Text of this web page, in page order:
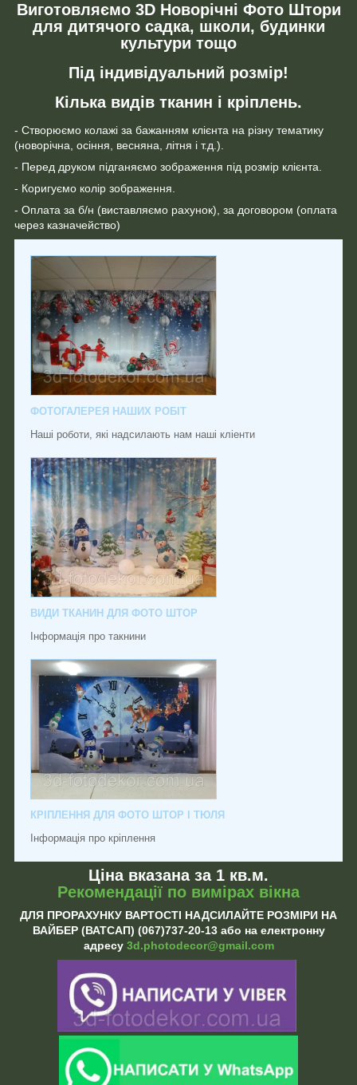
Виготовляємо 3D Новорічні Фото Штори
для дитячого садка, школи, будинки
культури тощо
Під індивідуальний розмір!
Кілька видів тканин і кріплень.
- Створюємо колажі за бажанням клієнта на різну тематику
(новорічна, осіння, весняна, літня і т.д.).
- Перед друком підганяємо зображення під розмір клієнта.
- Коригуємо колір зображення.
- Оплата за б/н (виставляємо рахунок), за договором (оплата
через казначейство)
ФОТОГАЛЕРЕЯ НАШИХ РОБІТ
Наші роботи, які надсилають нам наші кліенти
ВИДИ ТКАНИН ДЛЯ ФОТО ШТОР
Інформація про такнини
КРІПЛЕННЯ ДЛЯ ФОТО ШТОР І ТЮЛЯ
Інформація про кріплення
Ціна вказана за 1 кв.м.
Рекомендації по вимірах вікна
ДЛЯ ПРОРАХУНКУ ВАРТОСТІ НАДСИЛАЙТЕ РОЗМІРИ НА
ВАЙБЕР (ВАТСАП) (067)737-20-13 або на електронну
адресу 3d.photodecor@gmail.com